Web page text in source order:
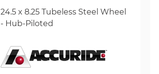
24.5 x 8.25 Tubeless Steel Wheel
- Hub-Piloted